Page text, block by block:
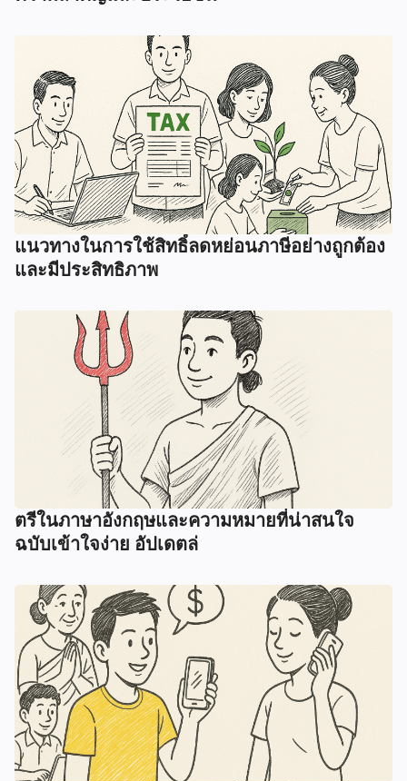
แนวทางในการใช้สิทธิ์ลดหย่อนภาษีอย่างถูกต้อง
และมีประสิทธิภาพ
ตรีในภาษาอังกฤษและความหมายที่น่าสนใจ
ฉบับเข้าใจง่าย อัปเดตล่